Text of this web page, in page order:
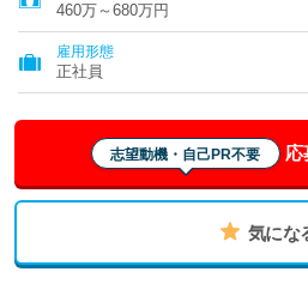
460万～680万円
雇用形態
正社員
志望動機・自己PR不要 応
気にな